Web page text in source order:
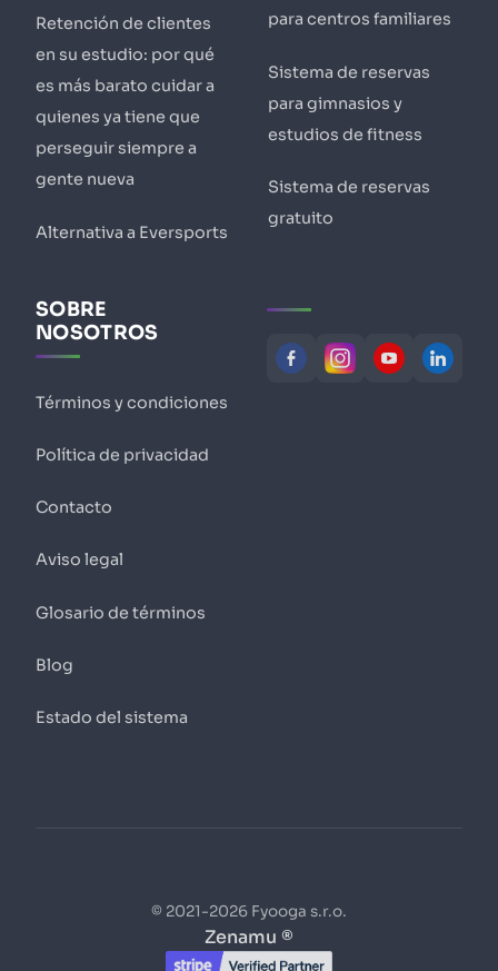
Retención de clientes
en su estudio: por qué
es más barato cuidar a
quienes ya tiene que
perseguir siempre a
gente nueva
Alternativa a Eversports
para centros familiares
Sistema de reservas
para gimnasios y
estudios de fitness
Sistema de reservas
gratuito
SOBRE
NOSOTROS
Términos y condiciones
Política de privacidad
Contacto
Aviso legal
Glosario de términos
Blog
Estado del sistema
© 2021-2026 Fyooga s.r.o.
Zenamu ®